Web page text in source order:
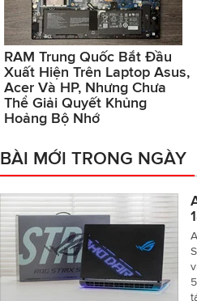
RAM Trung Quốc Bắt Đầu
Xuất Hiện Trên Laptop Asus,
Acer Và HP, Nhưng Chưa
Thể Giải Quyết Khủng
Hoảng Bộ Nhớ
BÀI MỚI TRONG NGÀY